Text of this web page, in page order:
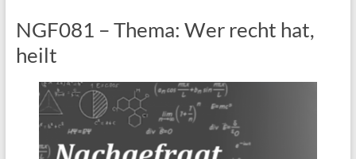
NGF081 – Thema: Wer recht hat,
heilt